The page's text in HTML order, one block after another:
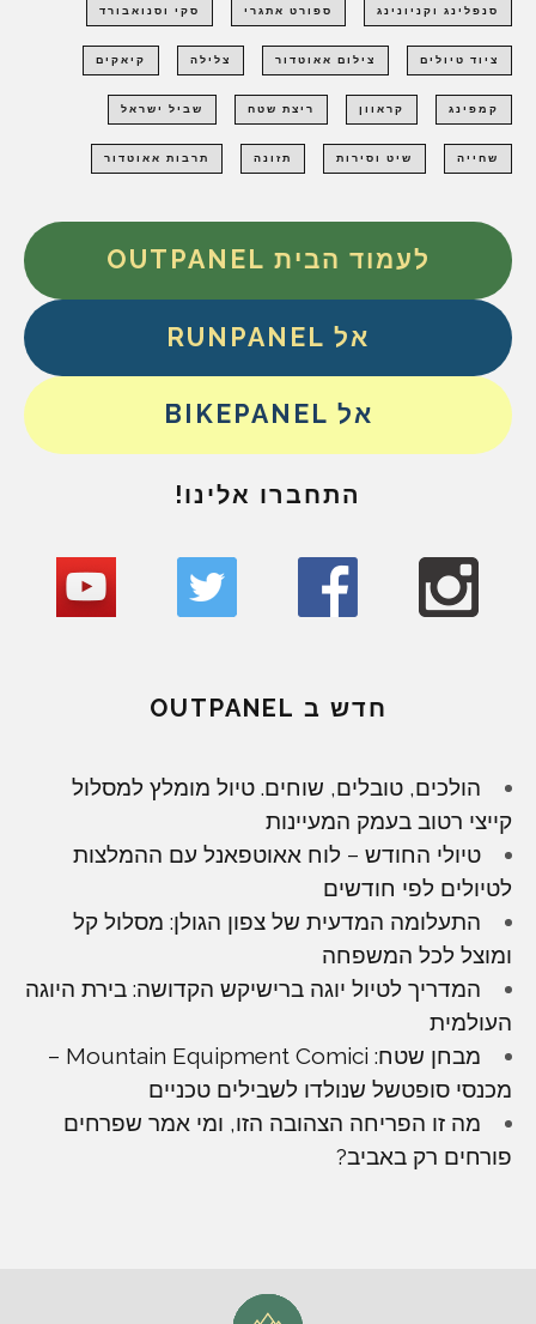
סנפלינג וקניונינג ספורט אתגרי סקי וסנואבורד
ציוד טיולים צילום אאוטדור צלילה קיאקים
קמפינג קראוון ריצת שטח שביל ישראל
שחייה שיט וסירות תזונה תרבות אאוטדור
לעמוד הבית OUTPANEL
אל RUNPANEL
אל BIKEPANEL
התחברו אלינו!
חדש ב OUTPANEL
הולכים, טובלים, שוחים. טיול מומלץ למסלול
קייצי רטוב בעמק המעיינות
טיולי החודש – לוח אאוטפאנל עם ההמלצות
לטיולים לפי חודשים
התעלומה המדעית של צפון הגולן: מסלול קל
ומוצל לכל המשפחה
המדריך לטיול יוגה ברישיקש הקדושה: בירת היוגה
העולמית
מבחן שטח: Mountain Equipment Comici –
מכנסי סופטשל שנולדו לשבילים טכניים
מה זו הפריחה הצהובה הזו, ומי אמר שפרחים
פורחים רק באביב?